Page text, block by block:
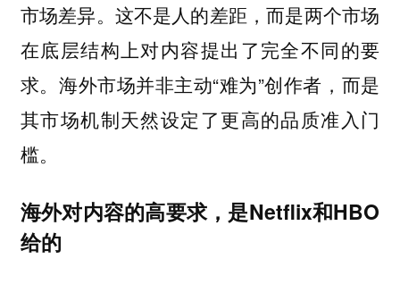
市场差异。这不是人的差距，而是两个市场
在底层结构上对内容提出了完全不同的要
求。海外市场并非主动“难为”创作者，而是
其市场机制天然设定了更高的品质准入门
槛。
海外对内容的高要求，是Netflix和HBO
给的